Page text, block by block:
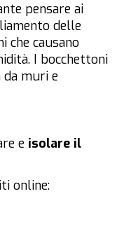
pensare ai
delle
che causano
I bocchettoni
da muri e
e isolare il
online: